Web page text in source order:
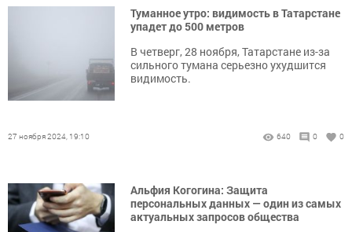
Туманное утро: видимость в Татарстане
упадет до 500 метров
В четверг, 28 ноября, Татарстане из-за
сильного тумана серьезно ухудшится
видимость.
27 ноября 2024, 19:10 640 0 0
Альфия Когогина: Защита
персональных данных — один из самых
актуальных запросов общества